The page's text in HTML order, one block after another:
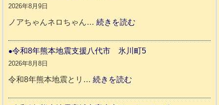
2026年8月9日
ノアちゃんネロちゃん…続きを読む
ア
令和8年熊本地震支援八代市 氷川町5
2026年8月8日
令和8年熊本地震とリ…続きを読む